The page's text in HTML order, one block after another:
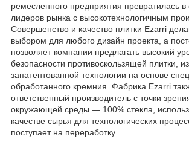
ремесленного предприятия превратилась в
лидеров рынка с высокотехнологичным
Совершенство и качество плитки Ezarri
выбором для любого дизайн проекта, а
позволяет компании предлагать высокий
безопасности противоскользящей плитки,
запатентованной технологии на основе
обработанного кремния. Фабрика Ezarri
ответственный производитель с точки
окружающей среды — 100% стекла,
качестве сырья для технологических
поступает на переработку.